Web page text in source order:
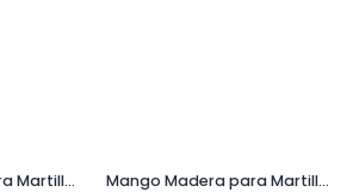
Mango Madera para Martillo Ref. M8007-F600 Mango Madera para Martillo Ref. M8011-B